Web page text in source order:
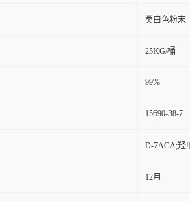
类白色粉末
25KG/桶
99%
15690-38-7
D-7ACA;羟
12月